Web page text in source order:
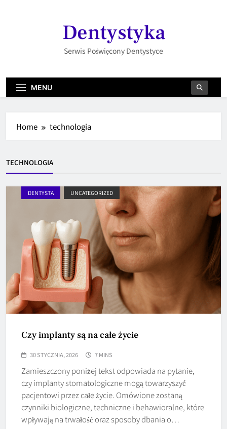
Dentystyka
Serwis Poświęcony Dentystyce
MENU
Home technologia
TECHNOLOGIA
DENTYSTA UNCATEGORIZED
Czy implanty są na całe życie
30 STYCZNIA, 2026 7 MINS
Zamieszczony poniżej tekst odpowiada na pytanie,
czy implanty stomatologiczne mogą towarzyszyć
pacjentowi przez całe życie. Omówione zostaną
czynniki biologiczne, techniczne i behawioralne, które
wpływają na trwałość oraz sposoby dbania o…